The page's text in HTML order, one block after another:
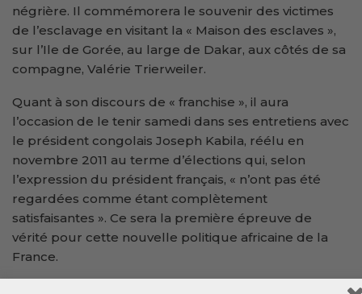
négrière. Il commémorera le souvenir des victimes
de l’esclavage en visitant la « Maison des esclaves »,
sur l’Ile de Gorée, au large de Dakar, aux côtés de sa
compagne, Valérie Trierweiler.
Quant à son discours de « franchise », il aura
l’occasion de le tenir samedi dans ses entretiens avec
le président congolais Joseph Kabila, réélu en
novembre 2011 au terme d’élections qui, selon
l’expression du président français, « n’ont pas été
regardées comme étant complètement
satisfaisantes ». Ce sera la première épreuve de
vérité pour cette nouvelle politique africaine de la
France.